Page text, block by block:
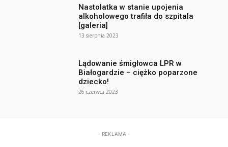
Nastolatka w stanie upojenia
alkoholowego trafiła do szpitala
[galeria]
13 sierpnia 2023
Lądowanie śmigłowca LPR w
Białogardzie – ciężko poparzone
dziecko!
26 czerwca 2023
- REKLAMA -